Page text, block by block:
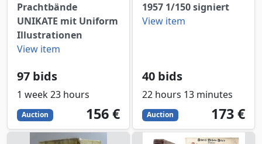
Prachtbände
UNIKATE mit Uniform
Illustrationen
View item
97 bids
1 week 23 hours
Auction 156
EUR
156 €
1957 1/150 signiert
View item
40 bids
22 hours 13 minutes
Auction 173
EUR
173 €